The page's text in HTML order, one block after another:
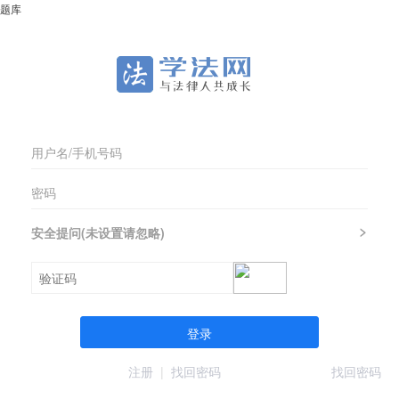
题库
安全提问(未设置请忽略)
登录
注册 | 找回密码 找回密码